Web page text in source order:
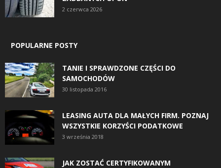
2 czerwca 2026
POPULARNE POSTY
TANIE I SPRAWDZONE CZĘŚCI DO
SAMOCHODÓW
30 listopada 2016
LEASING AUTA DLA MAŁYCH FIRM. POZNAJ
WSZYSTKIE KORZYŚCI PODATKOWE
3 września 2018
JAK ZOSTAĆ CERTYFIKOWANYM